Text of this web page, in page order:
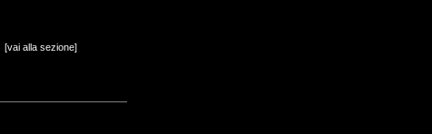
[vai alla sezione]